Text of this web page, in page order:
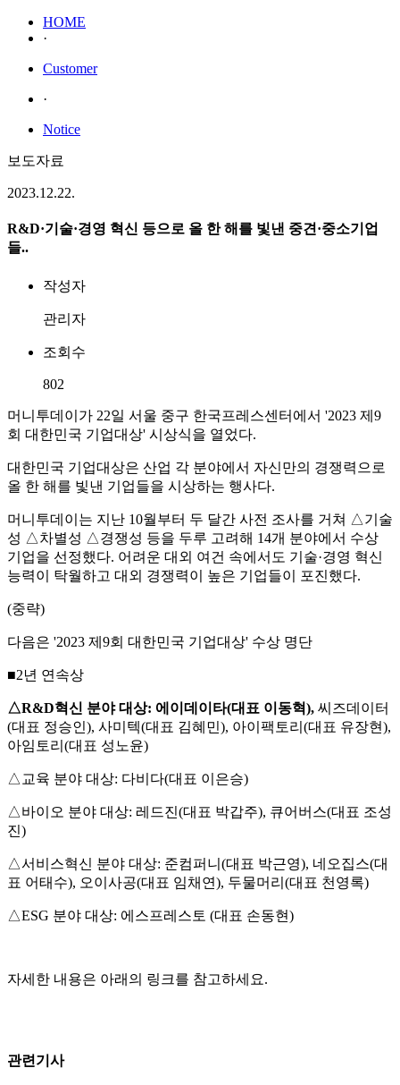
HOME
·
Customer
·
Notice
보도자료
2023.12.22.
R&D·기술·경영 혁신 등으로 올 한 해를 빛낸 중견·중소기업
들..
작성자
관리자
조회수
802
머니투데이가 22일 서울 중구 한국프레스센터에서 '2023 제9
회 대한민국 기업대상' 시상식을 열었다.
대한민국 기업대상은 산업 각 분야에서 자신만의 경쟁력으로
올 한 해를 빛낸 기업들을 시상하는 행사다.
머니투데이는 지난 10월부터 두 달간 사전 조사를 거쳐 △기술
성 △차별성 △경쟁성 등을 두루 고려해 14개 분야에서 수상
기업을 선정했다. 어려운 대외 여건 속에서도 기술·경영 혁신
능력이 탁월하고 대외 경쟁력이 높은 기업들이 포진했다.
(중략)
다음은 '2023 제9회 대한민국 기업대상' 수상 명단
■2년 연속상
△R&D혁신 분야 대상: 에이데이타(대표 이동혁), 씨즈데이터
(대표 정승인), 사미텍(대표 김혜민), 아이팩토리(대표 유장현),
아임토리(대표 성노윤)
△교육 분야 대상: 다비다(대표 이은승)
△바이오 분야 대상: 레드진(대표 박갑주), 큐어버스(대표 조성
진)
△서비스혁신 분야 대상: 준컴퍼니(대표 박근영), 네오집스(대
표 어태수), 오이사공(대표 임채연), 두물머리(대표 천영록)
△ESG 분야 대상: 에스프레스토 (대표 손동현)
자세한 내용은 아래의 링크를 참고하세요.
관련기사